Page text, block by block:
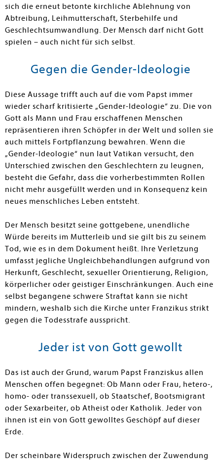
sich die erneut betonte kirchliche Ablehnung von
Abtreibung, Leihmutterschaft, Sterbehilfe und
Geschlechtsumwandlung. Der Mensch darf nicht Gott
spielen – auch nicht für sich selbst.
Gegen die Gender-Ideologie
Diese Aussage trifft auch auf die vom Papst immer
wieder scharf kritisierte „Gender-Ideologie“ zu. Die von
Gott als Mann und Frau erschaffenen Menschen
repräsentieren ihren Schöpfer in der Welt und sollen sie
auch mittels Fortpflanzung bewahren. Wenn die
„Gender-Ideologie“ nun laut Vatikan versucht, den
Unterschied zwischen den Geschlechtern zu leugnen,
besteht die Gefahr, dass die vorherbestimmten Rollen
nicht mehr ausgefüllt werden und in Konsequenz kein
neues menschliches Leben entsteht.
Der Mensch besitzt seine gottgebene, unendliche
Würde bereits im Mutterleib und sie gilt bis zu seinem
Tod, wie es in dem Dokument heißt. Ihre Verletzung
umfasst jegliche Ungleichbehandlungen aufgrund von
Herkunft, Geschlecht, sexueller Orientierung, Religion,
körperlicher oder geistiger Einschränkungen. Auch eine
selbst begangene schwere Straftat kann sie nicht
mindern, weshalb sich die Kirche unter Franzikus strikt
gegen die Todesstrafe ausspricht.
Jeder ist von Gott gewollt
Das ist auch der Grund, warum Papst Franziskus allen
Menschen offen begegnet: Ob Mann oder Frau, hetero-,
homo- oder transsexuell, ob Staatschef, Bootsmigrant
oder Sexarbeiter, ob Atheist oder Katholik. Jeder von
ihnen ist ein von Gott gewolltes Geschöpf auf dieser
Erde.
Der scheinbare Widerspruch zwischen der Zuwendung